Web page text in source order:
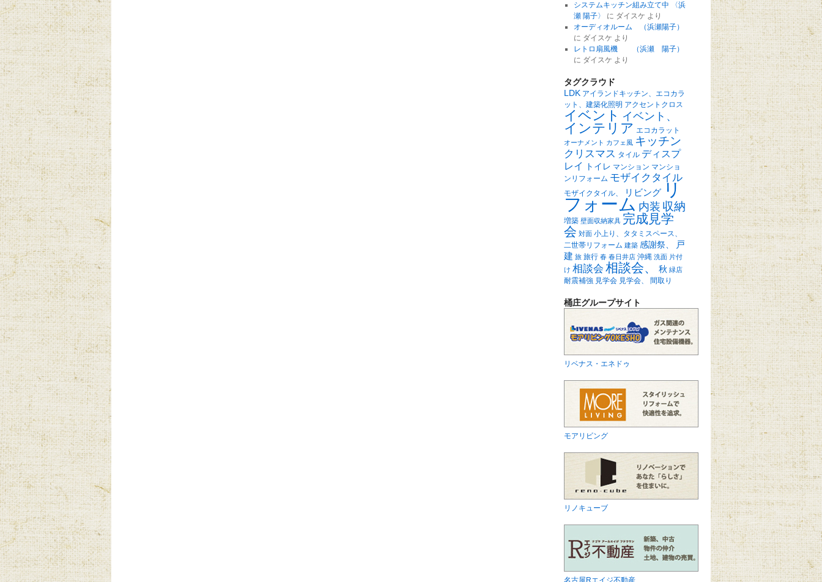
システムキッチン組み立て中 〈浜
瀬 陽子〉
に ダイスケ より
オーディオルーム （浜瀬陽子）
に ダイスケ より
レトロ扇風機 （浜瀬 陽子）
に ダイスケ より
タグクラウド
LDK アイランドキッチン、エコカラ
ット、建築化照明 アクセントクロス
イベント イベント、
インテリア エコカラット
オーナメント カフェ風 キッチン
クリスマス タイル ディスプ
レイ
トイレ マンション マンショ
ンリフォーム モザイクタイル
モザイクタイル、 リビング リ
フォーム 内装 収納
増築 壁面収納家具 完成見学
会 対面 小上り、タタミスペース、
二世帯リフォーム 建築 感謝祭、
戸
建 旅 旅行 春 春日井店 沖縄 洗面 片付
け 相談会 相談会、 秋 緑店
耐震補強 見学会 見学会、 間取り
桶庄グループサイト
リベナス・エネドゥ
モアリビング
リノキューブ
名古屋Rエイジ不動産